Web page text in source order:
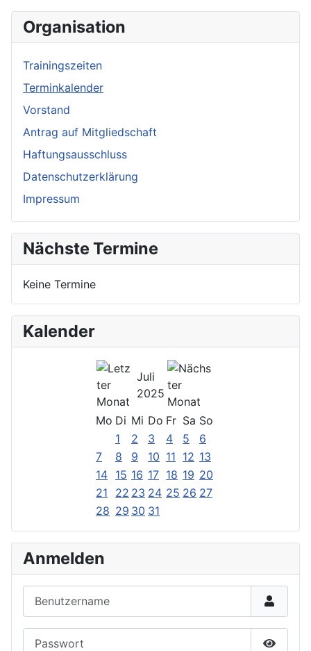
Organisation
Trainingszeiten
Terminkalender
Vorstand
Antrag auf Mitgliedschaft
Haftungsausschluss
Datenschutzerklärung
Impressum
Nächste Termine
Keine Termine
Kalender
Juli
2025
Mo Di Mi Do Fr Sa So
1
2 3 4 5
6
7
8 9 10 11 12 13
14 15 16 17 18 19 20
21
22 23 24 25 26 27
28 29 30 31
Anmelden